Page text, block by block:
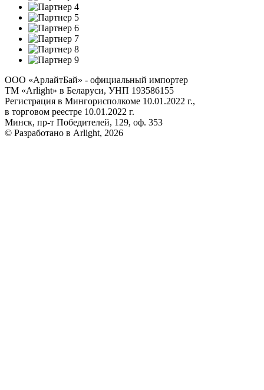
ООО «АрлайтБай» - официальный импортер
ТМ «Arlight» в Беларуси, УНП 193586155
Регистрация в Мингорисполкоме 10.01.2022 г.,
в торговом реестре 10.01.2022 г.
Минск, пр-т Победителей, 129, оф. 353
© Разработано в Arlight, 2026